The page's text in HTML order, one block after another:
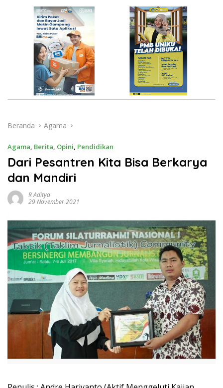
Beranda Agama
Agama, Berita, Opini, Pendidikan
Dari Pesantren Kita Bisa Berkarya
dan Mandiri
R Aditya
29 November 2021